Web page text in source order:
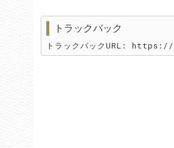
トラックバック
トラックバックURL: